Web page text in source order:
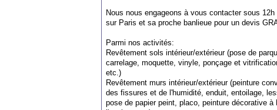
Nous nous engageons à vous contacter sous
sur Paris et sa proche banlieue pour un devis
Parmi nos activités:
Revêtement sols intérieur/extérieur (pose de
carrelage, moquette, vinyle, ponçage et
etc.)
Revêtement murs intérieur/extérieur (peinture
des fissures et de l'humidité, enduit, entoilage,
pose de papier peint, placo, peinture décorative